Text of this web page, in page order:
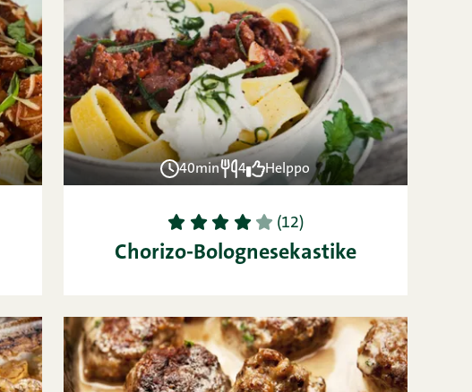
40min 4 Helppo
1 2 3 4 5 (12)
Chorizo-Bolognesekastike